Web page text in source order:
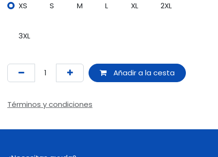
XS S M L XL 2XL
3XL
Añadir a la cesta
Términos y condiciones